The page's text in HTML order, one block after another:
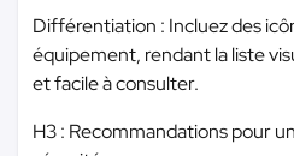
Différentiation : Incluez des
équipement, rendant la liste
et facile à consulter.
H3 : Recommandations pour